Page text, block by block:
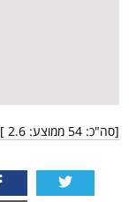
[סה"כ: 54 ממוצע: 2.6
]